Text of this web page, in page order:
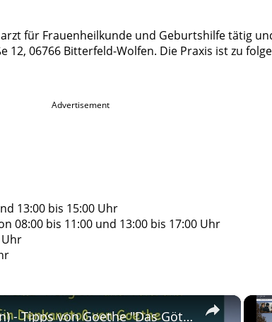
für Frauenheilkunde und Geburtshilfe tätig
12, 06766 Bitterfeld-Wolfen. Die Praxis ist zu
Advertisement
13:00 bis 15:00 Uhr
08:00 bis 11:00 und 13:00 bis 17:00 Uhr
Uhr
Zur Frage der Religion(en) - Tipps von Goethe "Das Göttliche" und Lessing (Ringparabel-Mittelteil)